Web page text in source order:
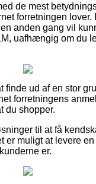
de mest
forretningen
anden gang vil
uafhængig om du
ud af en stor
forretningens
du shopper.
til at få
muligt at levere
er.